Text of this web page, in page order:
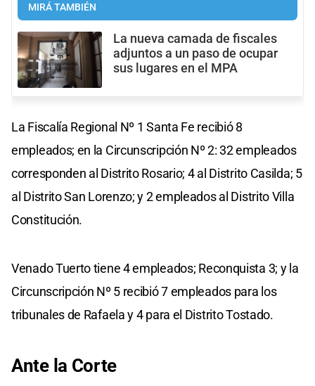
MIRÁ TAMBIÉN
La nueva camada de fiscales
adjuntos a un paso de ocupar
sus lugares en el MPA
La Fiscalía Regional Nº 1 Santa Fe recibió 8
empleados; en la Circunscripción Nº 2: 32 empleados
corresponden al Distrito Rosario; 4 al Distrito Casilda; 5
al Distrito San Lorenzo; y 2 empleados al Distrito Villa
Constitución.
Venado Tuerto tiene 4 empleados; Reconquista 3; y la
Circunscripción Nº 5 recibió 7 empleados para los
tribunales de Rafaela y 4 para el Distrito Tostado.
Ante la Corte